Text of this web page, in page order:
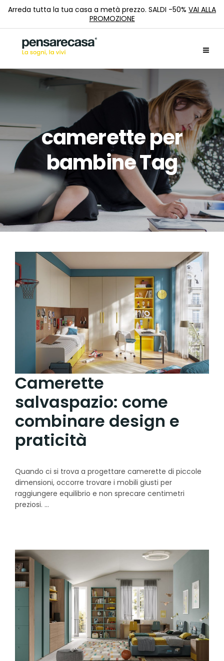
Arreda tutta la tua casa a metà prezzo. SALDI -50% VAI ALLA
PROMOZIONE
camerette per
bambine Tag
Camerette
salvaspazio: come
combinare design e
praticità
Quando ci si trova a progettare camerette di piccole
dimensioni, occorre trovare i mobili giusti per
raggiungere equilibrio e non sprecare centimetri
preziosi.